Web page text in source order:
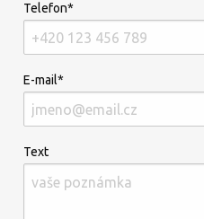
Telefon*
E-mail*
Text